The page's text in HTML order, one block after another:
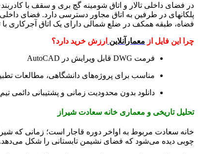
در فضای داخلی تالار و اتاق شومینه گچ بری و سقف با
پلکانهای در طرفین به اتاق مجاور دسترسی دارد. فضای
فضاه، طبقه همکف در ضلع شمالی دارای یک اتاق آجرکاری
چرا این فایل از معمارآنلاین ارزش خرید دارد؟
فرمت DWG قابل ویرایش در AutoCAD
مناسب برای پروژه‌های دانشگاهی، مطالعات
دانلود بدون محدودیت زمانی و پشتیبانی دائمی تیم
تحلیل تاریخی و معماری خانه سعادت شیراز
خانه سعادت مربوط به اواخر دوره قاجار است؛ زمانی که
چوبی دیده می‌شود که فضای نشیمن تابستانی را شکل می‌دهد.